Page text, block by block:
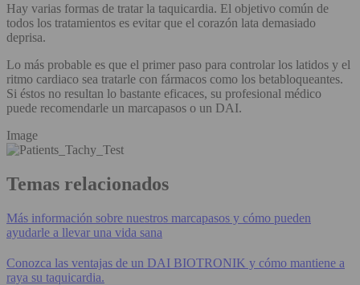
Hay varias formas de tratar la taquicardia. El objetivo común de
todos los tratamientos es evitar que el corazón lata demasiado
deprisa.
Lo más probable es que el primer paso para controlar los latidos y el
ritmo cardiaco sea tratarle con fármacos como los betabloqueantes.
Si éstos no resultan lo bastante eficaces, su profesional médico
puede recomendarle un marcapasos o un DAI.
Image
Temas relacionados
Más información sobre nuestros marcapasos y cómo pueden
ayudarle a llevar una vida sana
Conozca las ventajas de un DAI BIOTRONIK y cómo mantiene a
raya su taquicardia.